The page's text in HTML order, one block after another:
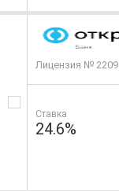
Лицензия № 2209
Ставка
24.6%